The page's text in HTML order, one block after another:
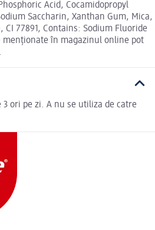
Acid, Cocamidopropyl
Saccharin, Xanthan Gum, Mica,
CI 77891, Contains: Sodium Fluoride
menționate în magazinul online pot
ori pe zi. A nu se utiliza de catre